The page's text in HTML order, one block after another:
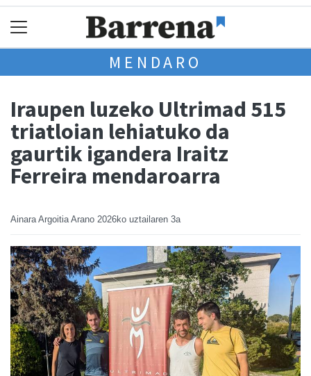
MENDARO
Iraupen luzeko Ultrimad 515
triatloian lehiatuko da
gaurtik igandera Iraitz
Ferreira mendaroarra
Ainara Argoitia Arano 2026ko uztailaren 3a